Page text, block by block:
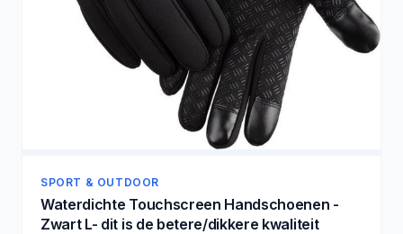
SPORT & OUTDOOR
Waterdichte Touchscreen Handschoenen -
Zwart L- dit is de betere/dikkere kwaliteit